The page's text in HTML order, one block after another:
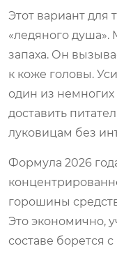
Этот вариант для
«ледяного душа».
запаха. Он
к коже головы.
один из немногих
доставить
луковицам без
Формула 2026
горошины
Это экономично,
составе борется